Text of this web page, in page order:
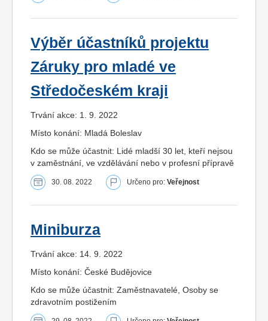
Výběr účastníků projektu
Záruky pro mladé ve
Středočeském kraji
Trvání akce: 1. 9. 2022
Místo konání: Mladá Boleslav
Kdo se může účastnit: Lidé mladší 30 let, kteří nejsou
v zaměstnání, ve vzdělávání nebo v profesní přípravě
30. 08. 2022 Určeno pro: Veřejnost
Miniburza
Trvání akce: 14. 9. 2022
Místo konání: České Budějovice
Kdo se může účastnit: Zaměstnavatelé, Osoby se
zdravotním postižením